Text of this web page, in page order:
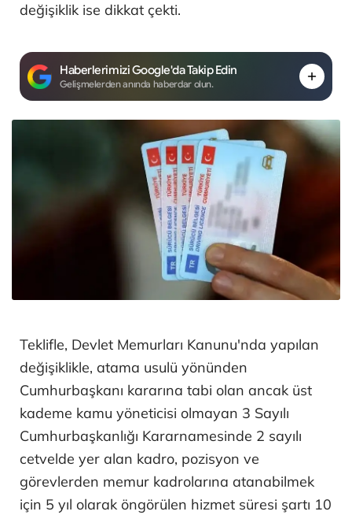
değişiklik ise dikkat çekti.
Haberlerimizi Google'da Takip Edin
Gelişmelerden anında haberdar olun.
Teklifle, Devlet Memurları Kanunu'nda yapılan
değişiklikle, atama usulü yönünden
Cumhurbaşkanı kararına tabi olan ancak üst
kademe kamu yöneticisi olmayan 3 Sayılı
Cumhurbaşkanlığı Kararnamesinde 2 sayılı
cetvelde yer alan kadro, pozisyon ve
görevlerden memur kadrolarına atanabilmek
için 5 yıl olarak öngörülen hizmet süresi şartı 10